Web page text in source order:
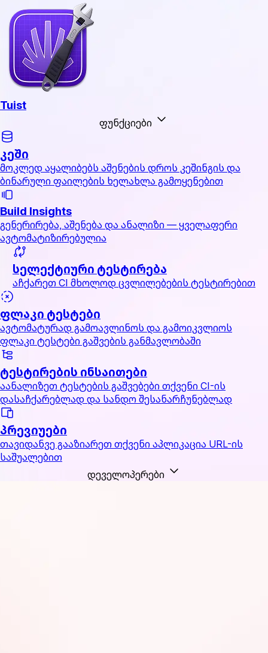
Tuist
ფუნქციები
კეში
მოკლედ აყალიბებს აშენების დროს კეშინგის და
ბინარული ფაილების ხელახლა გამოყენებით
Build Insights
გენერირება, აშენება და ანალიზი — ყველაფერი
ავტომატიზირებულია
სელექტიური ტესტირება
აჩქარეთ CI მხოლოდ ცვლილებების ტესტირებით
ფლაკი ტესტები
ავტომატურად გამოავლინოს და გამოიკვლიოს
ფლაკი ტესტები გაშვების განმავლობაში
ტესტირების ინსაითები
აანალიზეთ ტესტების გაშვებები თქვენი CI-ის
დასაჩქარებლად და სანდო შესანარჩუნებლად
პრევიუები
თავიდანვე გააზიარეთ თქვენი აპლიკაცია URL-ის
საშუალებით
დეველოპერები